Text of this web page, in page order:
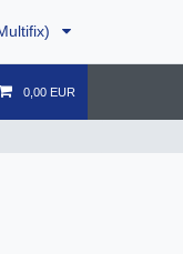
0,00 EUR